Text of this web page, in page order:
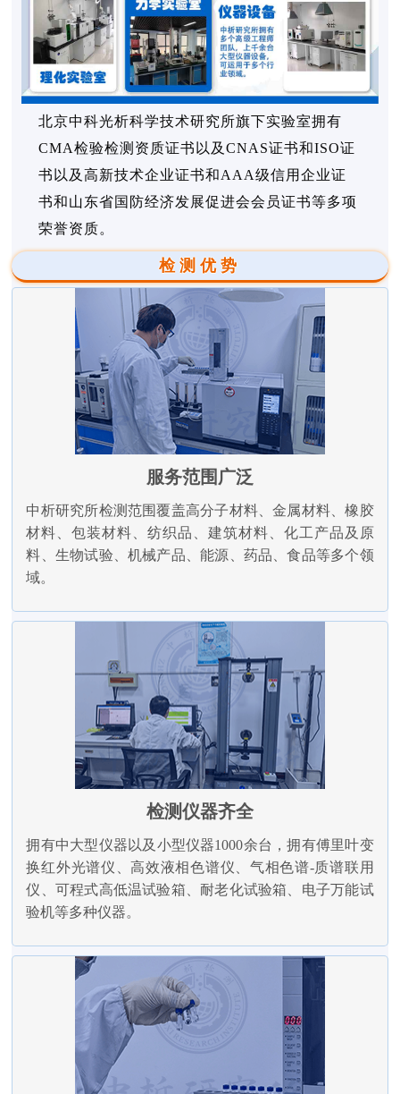
北京中科光析科学技术研究所旗下实验室拥有
CMA检验检测资质证书以及CNAS证书和ISO证
书以及高新技术企业证书和AAA级信用企业证
书和山东省国防经济发展促进会会员证书等多项
荣誉资质。
检测优势
服务范围广泛
中析研究所检测范围覆盖高分子材料、金属材料、橡胶
材料、包装材料、纺织品、建筑材料、化工产品及原
料、生物试验、机械产品、能源、药品、食品等多个领
域。
检测仪器齐全
拥有中大型仪器以及小型仪器1000余台，拥有傅里叶变
换红外光谱仪、高效液相色谱仪、气相色谱-质谱联用
仪、可程式高低温试验箱、耐老化试验箱、电子万能试
验机等多种仪器。